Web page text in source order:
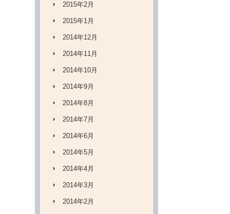
2015年2月
2015年1月
2014年12月
2014年11月
2014年10月
2014年9月
2014年8月
2014年7月
2014年6月
2014年5月
2014年4月
2014年3月
2014年2月